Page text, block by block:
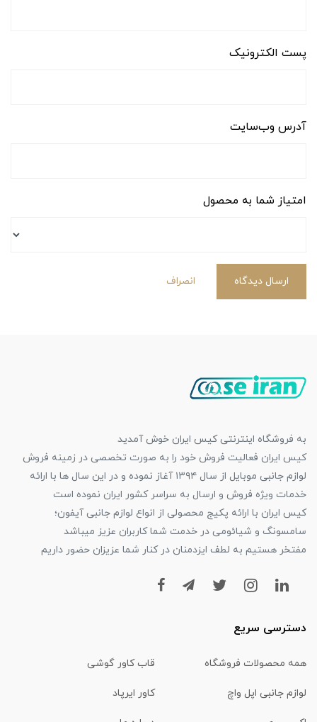
پست الکترونیک
آدرس وب‌سایت
امتیاز شما به محصول
ارسال دیدگاه انصراف
به فروشگاه اینترنتی کیس ایران خوش آمدید
کیس ایران فعالیت فروش خود را به صورت تخصصی در زمینه فروش
لوازم جانبی موبایل از سال ۱۳۹۴ آغاز نموده و در این سال ها با ارائه
خدمات ویژه فروش و ارسال به سراسر کشور ایران نموده است
کیس ایران با ارائه پکیج محصولی از انواع لوازم جانبی آیفون؛
سامسونگ و شیائومی در خدمت شما کاربران عزیز میباشد
مفتخر هستیم به لطف ایزدمنان در کنار شما عزیزان حضور داریم
دسترسی سریع
همه محصولات فروشگاه قاب کاور گوشی
لوازم جانبی اپل واچ کاور ایرپاد